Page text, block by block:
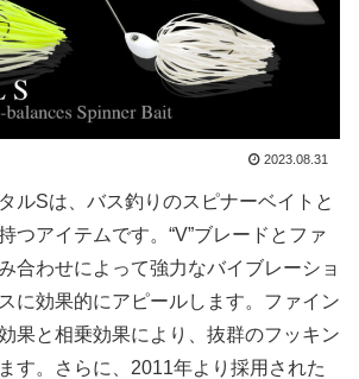
2023.08.31
ルSは、バス釣りのスピナーベイトと
つアイテムです。“V”ブレードとファ
合わせによって強力なバイブレーショ
に効果的にアピールします。ファイン
果と相乗効果により、抜群のフッキン
す。さらに、2011年より採用された